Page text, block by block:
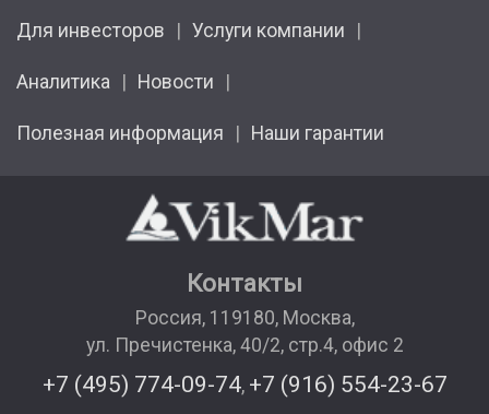
Для инвесторов Услуги компании
Аналитика Новости
Полезная информация Наши гарантии
Контакты
Россия, 119180, Москва,
ул. Пречистенка, 40/2, стр.4, офис 2
+7 (495) 774-09-74, +7 (916) 554-23-67